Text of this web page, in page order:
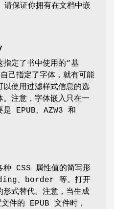
请保证你拥有在文档中嵌
指定了书中使用的“基
己指定了字体，就有可能
以使用过滤样式信息的选
注意，字体嵌入只在一
是 EPUB、AZW3 和
CSS 属性值的简写形
、border 等。打开
形式替代。注意，当生成
件的 EPUB 文件时，